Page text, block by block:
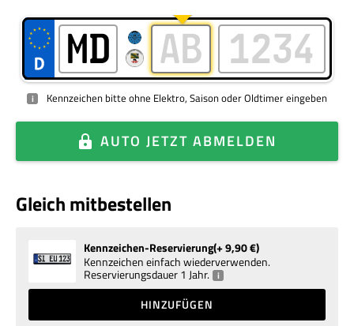
i Kennzeichen bitte ohne Elektro, Saison oder Oldtimer eingeben
AUTO JETZT ABMELDEN
Gleich mitbestellen
Kennzeichen-Reservierung+ 9,90€
Kennzeichen einfach wiederverwenden.
Reservierungsdauer 1 Jahr. i
HINZUFÜGEN